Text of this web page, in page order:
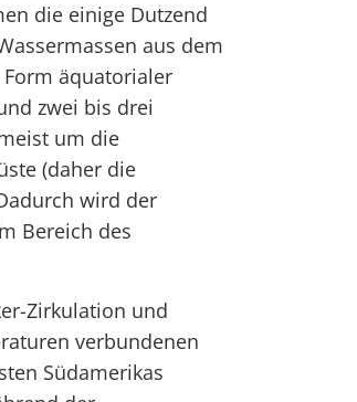
die einige Dutzend
aus dem
äquatorialer
zwei bis drei
um die
(daher die
wird der
Bereich des
Zirkulation und
verbundenen
Südamerikas